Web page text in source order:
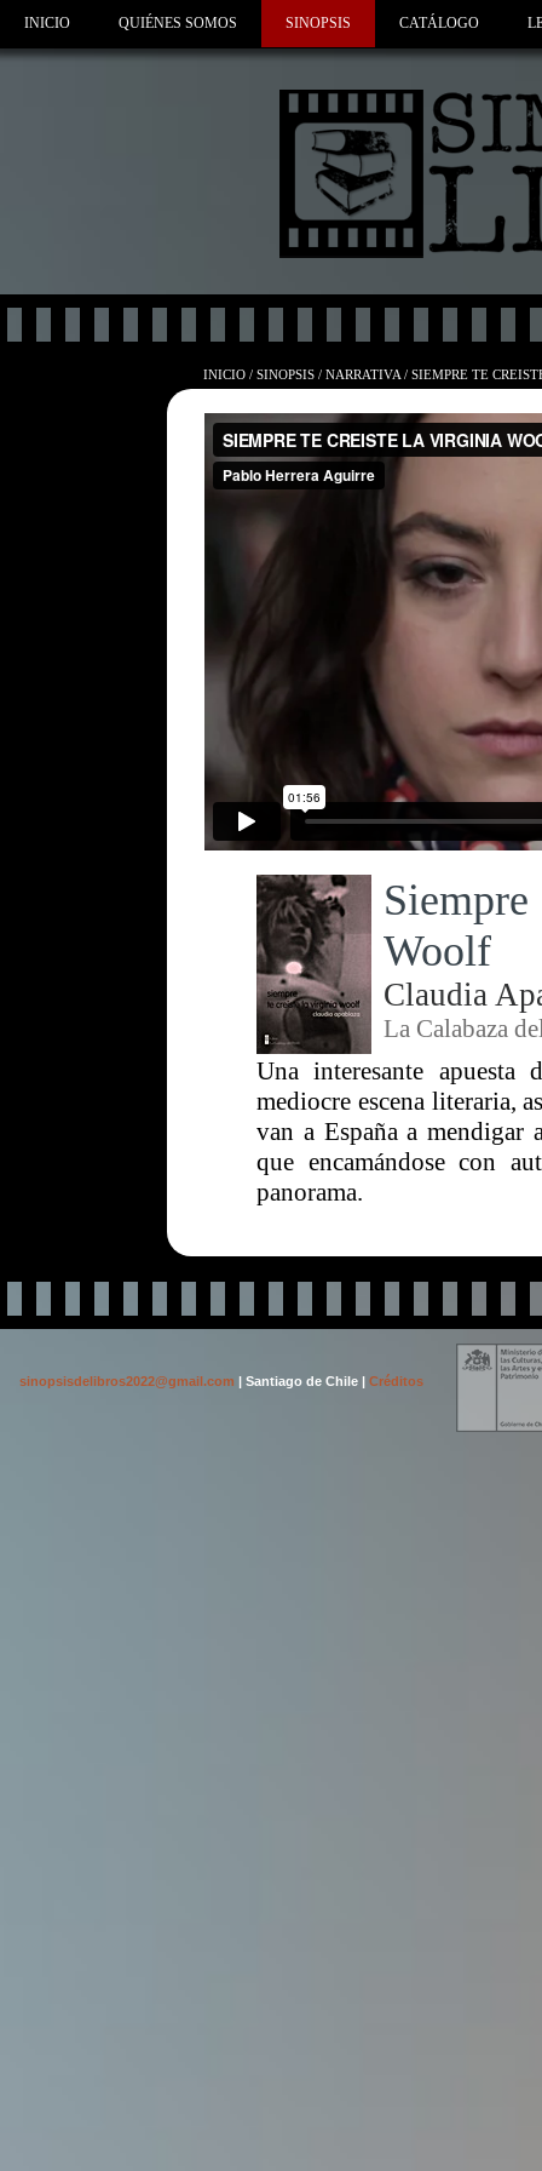
INICIO QUIÉNES SOMOS SINOPSIS CATÁLOGO
INICIO / SINOPSIS / NARRATIVA / SIEMPRE TE
Woolf
Claudia
La Calabaza
Una interesante apuesta
mediocre escena literaria,
van a España a mendigar
que encamándose con
panorama.
sinopsisdelibros2022@gmail.com | Santiago de Chile | Créditos